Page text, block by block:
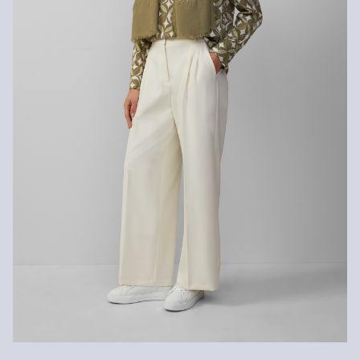
innerhalb von 30 Tagen kostenlos zurückgeben.